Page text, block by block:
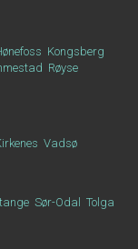
Kongsberg
Røyse
Vadsø
Sør-Odal
Tolga